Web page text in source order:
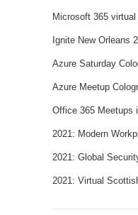
Microsoft 365
Ignite New Orleans
Azure Saturday
Azure Meetup
Office 365 Meetups
2021: Modern
2021: Global
2021: Virtual